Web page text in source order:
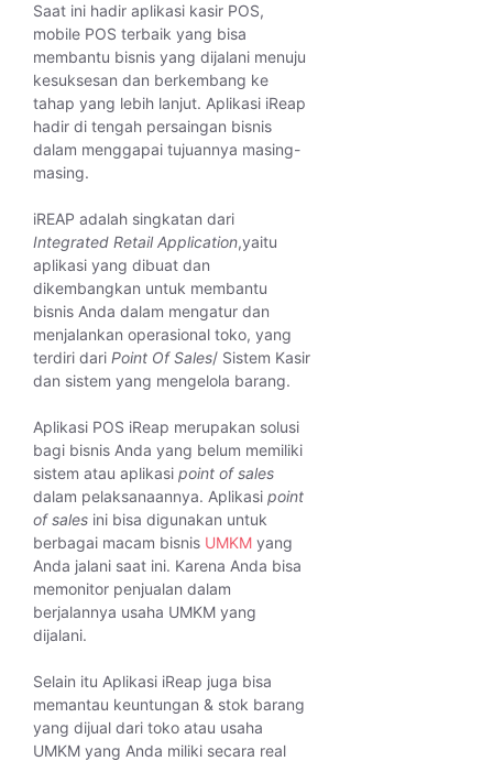
Saat ini hadir aplikasi kasir POS,
mobile POS terbaik yang bisa
membantu bisnis yang dijalani menuju
kesuksesan dan berkembang ke
tahap yang lebih lanjut. Aplikasi iReap
hadir di tengah persaingan bisnis
dalam menggapai tujuannya masing-
masing.
iREAP adalah singkatan dari
Integrated Retail Application,yaitu
aplikasi yang dibuat dan
dikembangkan untuk membantu
bisnis Anda dalam mengatur dan
menjalankan operasional toko, yang
terdiri dari Point Of Sales/ Sistem Kasir
dan sistem yang mengelola barang.
Aplikasi POS iReap merupakan solusi
bagi bisnis Anda yang belum memiliki
sistem atau aplikasi point of sales
dalam pelaksanaannya. Aplikasi point
of sales ini bisa digunakan untuk
berbagai macam bisnis UMKM yang
Anda jalani saat ini. Karena Anda bisa
memonitor penjualan dalam
berjalannya usaha UMKM yang
dijalani.
Selain itu Aplikasi iReap juga bisa
memantau keuntungan & stok barang
yang dijual dari toko atau usaha
UMKM yang Anda miliki secara real